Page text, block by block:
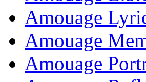
Amouage
Amouage
Amouage